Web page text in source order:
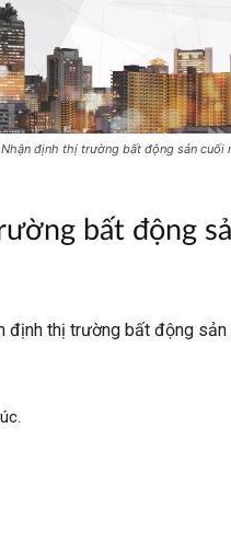
định thị trường bất động sản cuối
bất động
thị trường bất động